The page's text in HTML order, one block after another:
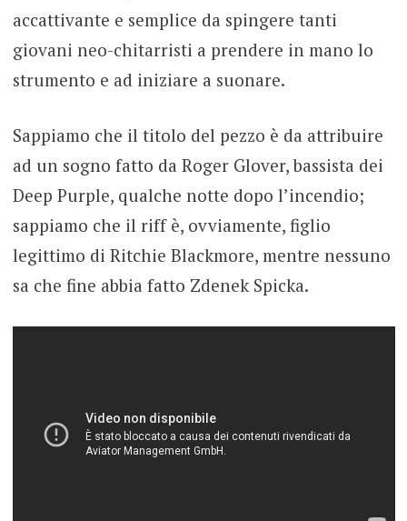
accattivante e semplice da spingere tanti
giovani neo-chitarristi a prendere in mano lo
strumento e ad iniziare a suonare.
Sappiamo che il titolo del pezzo è da attribuire
ad un sogno fatto da Roger Glover, bassista dei
Deep Purple, qualche notte dopo l’incendio;
sappiamo che il riff è, ovviamente, figlio
legittimo di Ritchie Blackmore, mentre nessuno
sa che fine abbia fatto Zdenek Spicka.